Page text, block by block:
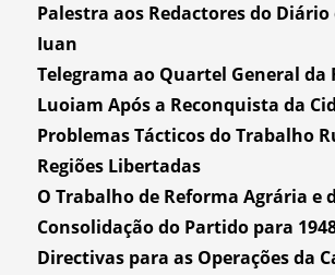
Palestra aos Redactores do Diário
Iuan
Telegrama ao Quartel General da
Luoiam Após a Reconquista da
Problemas Tácticos do Trabalho
Regiões Libertadas
O Trabalho de Reforma Agrária e
Consolidação do Partido para
Directivas para as Operações da